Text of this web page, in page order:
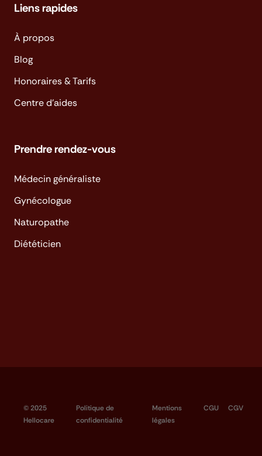
Liens rapides
À propos
Blog
Honoraires & Tarifs
Centre d'aides
Prendre rendez-vous
Médecin généraliste
Gynécologue
Naturopathe
Diététicien
© 2025
Hellocare
Politique de
confidentialité
Mentions
légales
CGU CGV